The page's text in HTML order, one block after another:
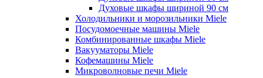
Духовые шкафы шириной 90 см
Холодильники и морозильники Miele
Посудомоечные машины Miele
Комбинированные шкафы Miele
Вакууматоры Miele
Кофемашины Miele
Микроволновые печи Miele